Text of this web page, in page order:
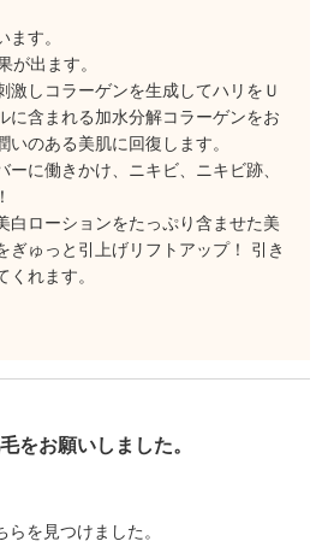
す。
が出ます。
激しコラーゲンを生成してハリをＵ
に含まれる加水分解コラーゲンをお
いのある美肌に回復します。
ーに働きかけ、ニキビ、ニキビ跡、
白ローションをたっぷり含ませた美
ぎゅっと引上げリフトアップ！ 引き
れます。
をお願いしました。
を見つけました。